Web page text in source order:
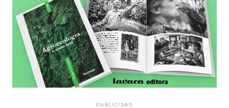
PUBLICIDAD